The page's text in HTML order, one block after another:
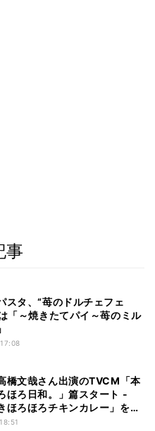
事
スタ、“苺のドルチェフェ
「～焼きたてパイ～苺のミル
橋文哉さん出演のTVCM「本
ほろ日和。」篇スタート -
ほろほろチキンカレー」を頬
目